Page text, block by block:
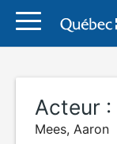
Acteur :
Mees, Aaron